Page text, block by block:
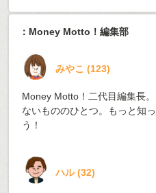
：Money Motto！編集部
みやこ(123)
Money Motto！二代目編集長
ないもののひとつ。もっと知
う！
ハル(32)